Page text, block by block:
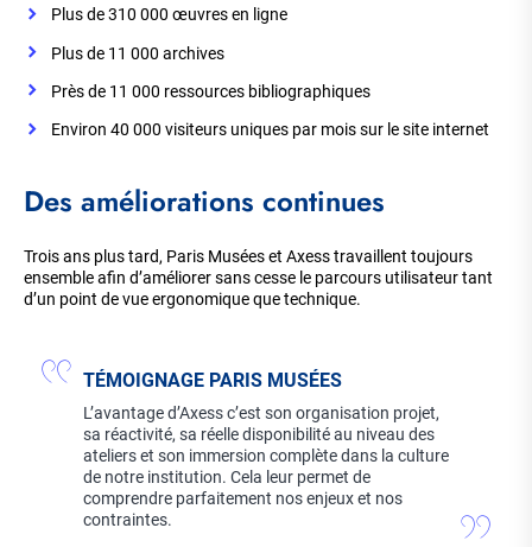
Plus de 310 000 œuvres en ligne
Plus de 11 000 archives
Près de 11 000 ressources bibliographiques
Environ 40 000 visiteurs uniques par mois sur le site internet
Des améliorations continues
Trois ans plus tard, Paris Musées et Axess travaillent toujours
ensemble afin d’améliorer sans cesse le parcours utilisateur tant
d’un point de vue ergonomique que technique.
TÉMOIGNAGE PARIS MUSÉES
L’avantage d’Axess c’est son organisation projet,
sa réactivité, sa réelle disponibilité au niveau des
ateliers et son immersion complète dans la culture
de notre institution. Cela leur permet de
comprendre parfaitement nos enjeux et nos
contraintes.